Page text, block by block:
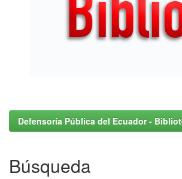
Defensoría Pública del Ecuador -
Búsqueda